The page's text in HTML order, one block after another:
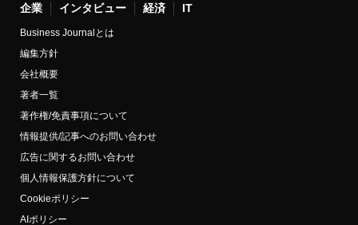
企業 インタビュー 経済 IT
Business Journalとは
編集方針
会社概要
著者一覧
著作権/免責事項について
情報提供/記事へのお問い合わせ
広告に関するお問い合わせ
個人情報保護方針について
Cookieポリシー
AIポリシー